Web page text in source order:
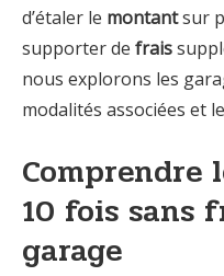
d’étaler le montantsur
supporter de frais
nous explorons les
modalités associées et
Comprendre
10 fois sans
garage